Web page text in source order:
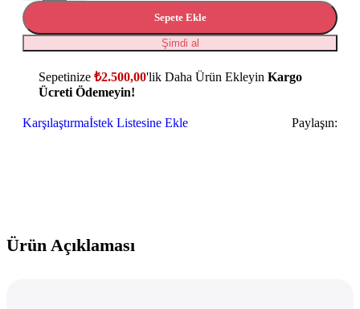
Sepete Ekle
Şimdi al
Sepetinize ₺2.500,00'lik Daha Ürün Ekleyin Kargo
Ücreti Ödemeyin!
Karşılaştırmaİstek Listesine Ekle Paylaşın:
Ürün Açıklaması